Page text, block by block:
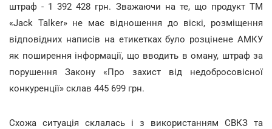
штраф - 1 392 428 грн. Зважаючи на те, що продукт ТМ
«Jack Talker» не має відношення до віскі, розміщення
відповідних написів на етикетках було розцінене АМКУ
як поширення інформації, що вводить в оману, штраф за
порушення Закону «Про захист від недобросовісної
конкуренції» склав 445 699 грн.
Схожа ситуація склалась і з використанням СВКЗ та